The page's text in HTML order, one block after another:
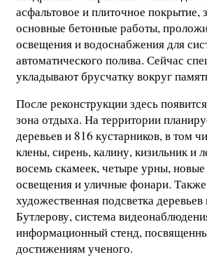
асфальтовое и плиточное покрытие,
основные бетонные работы,
освещения и водоснабжения для
автоматического полива. Сейчас
укладывают брусчатку вокруг
После реконструкции здесь
зона отдыха. На территории
деревьев и 816 кустарников, в том
клены, сирень, калину, кизильник и
восемь скамеек, четыре урны,
освещения и уличные фонари.
художественная подсветка
Бутлерову, система
информационный стенд,
достижениям ученого.